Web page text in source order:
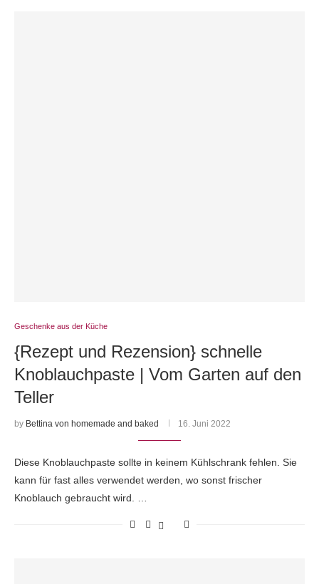
Geschenke aus der Küche
{Rezept und Rezension} schnelle
Knoblauchpaste | Vom Garten auf den
Teller
by Bettina von homemade and baked 16. Juni 2022
Diese Knoblauchpaste sollte in keinem Kühlschrank fehlen. Sie
kann für fast alles verwendet werden, wo sonst frischer
Knoblauch gebraucht wird. …